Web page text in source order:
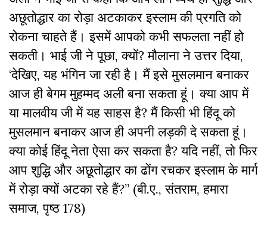
अछूतोद्धार का रोड़ा अटकाकर इस्लाम की प्रगति को
रोकना चाहते हैं। इसमें आपको कभी सफलता नहीं हो
सकती। भाई जी ने पूछा, क्यों? मौलाना ने उत्तर दिया,
‘देखिए, यह भंगिन जा रही है। मैं इसे मुसलमान बनाकर
आज ही बेगम मुहम्मद अली बना सकता हूं। क्या आप में
या मालवीय जी में यह साहस है? मैं किसी भी हिंदू को
मुसलमान बनाकर आज ही अपनी लड़की दे सकता हूं।
क्या कोई हिंदू नेता ऐसा कर सकता है? यदि नहीं, तो फिर
आप शुद्धि और अछूतोद्धार का ढोंग रचकर इस्लाम के मार्ग
में रोड़ा क्यों अटका रहे हैं?” (बी.ए., संतराम, हमारा
समाज, पृष्ठ 178)